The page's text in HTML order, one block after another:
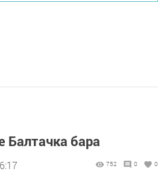
Балтачка бара
752 0 0